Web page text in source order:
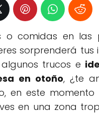
o comidas en las
sorprenderá tus
trucos e
en otoño, ¿te
en este momento
en una zona